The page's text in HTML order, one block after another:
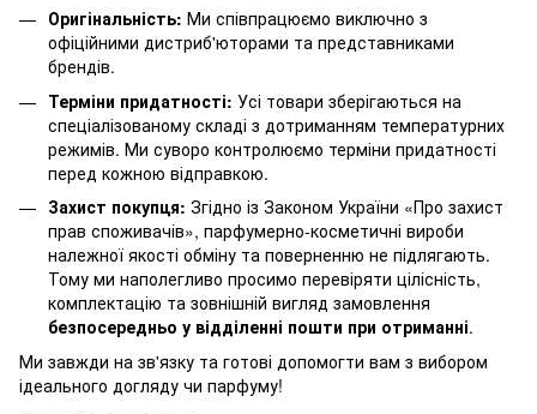
Оригінальність: Ми співпрацюємо виключно з
офіційними дистриб'юторами та представниками
брендів.
Терміни придатності: Усі товари зберігаються на
спеціалізованому складі з дотриманням температурних
режимів. Ми суворо контролюємо терміни придатності
перед кожною відправкою.
Захист покупця: Згідно із Законом України «Про захист
прав споживачів», парфумерно-косметичні вироби
належної якості обміну та поверненню не підлягають.
Тому ми наполегливо просимо перевіряти цілісність,
комплектацію та зовнішній вигляд замовлення
безпосередньо у відділенні пошти при отриманні.
Ми завжди на зв'язку та готові допомогти вам з вибором
ідеального догляду чи парфуму!